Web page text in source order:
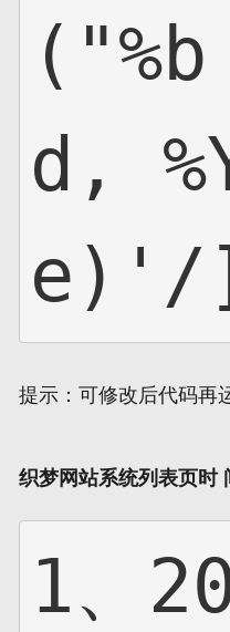
("%b
d,
e)'/
提示：可修改后代码再
织梦网站系统列表页时
1、